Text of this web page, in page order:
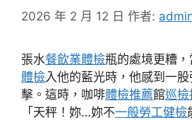
2026 年 2 月 12 日 作者:
張水餐飲業體檢瓶的處境更糟，
體檢入他的藍光時，他感到一
擊。這時，咖啡體檢推薦館巡檢
「天秤！妳…妳不一般勞工健檢